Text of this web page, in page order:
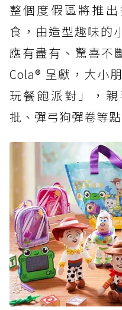
整個度假區將推
食，由造型趣味的
應有盡有、驚喜不
Cola® 呈獻，大小
玩餐飽派對」，
批、彈弓狗彈卷等